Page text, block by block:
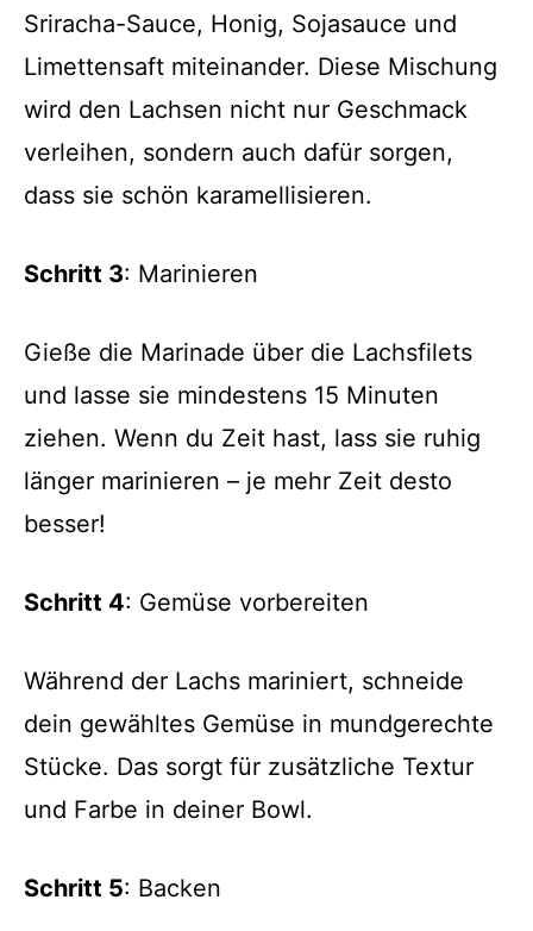
Sriracha-Sauce, Honig, Sojasauce und
Limettensaft miteinander. Diese Mischung
wird den Lachsen nicht nur Geschmack
verleihen, sondern auch dafür sorgen,
dass sie schön karamellisieren.
Schritt 3: Marinieren
Gieße die Marinade über die Lachsfilets
und lasse sie mindestens 15 Minuten
ziehen. Wenn du Zeit hast, lass sie ruhig
länger marinieren – je mehr Zeit desto
besser!
Schritt 4: Gemüse vorbereiten
Während der Lachs mariniert, schneide
dein gewähltes Gemüse in mundgerechte
Stücke. Das sorgt für zusätzliche Textur
und Farbe in deiner Bowl.
Schritt 5: Backen